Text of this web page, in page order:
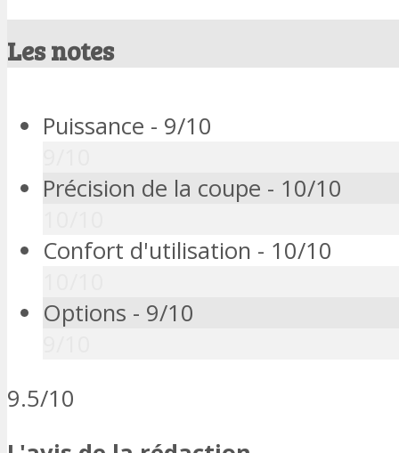
Les notes
Puissance - 9/10
Précision de la coupe - 10/10
Confort d'utilisation - 10/10
Options - 9/10
9.5/10